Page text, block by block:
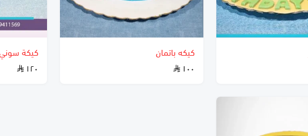
كيكه باتمان
١٠٠
كيكة
١٢٠